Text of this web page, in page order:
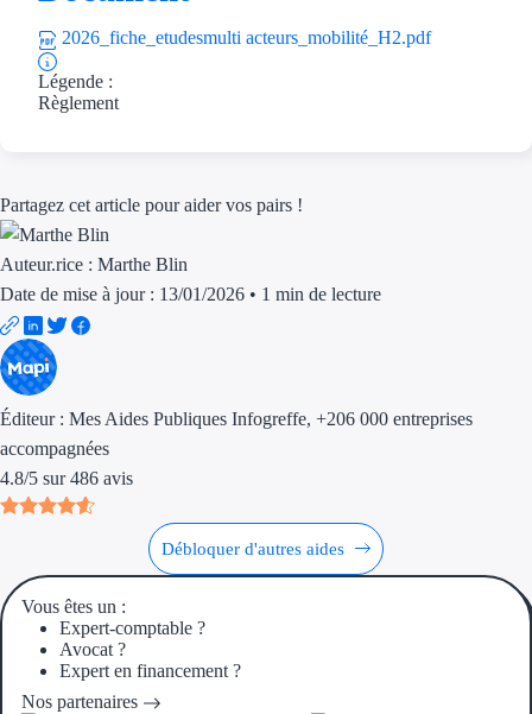
Nos tarifs
Accompagnement
2026_fiche_etudesmulti acteurs_mobilité_H2.pdf
Légende :
Règlement
Partagez cet article pour aider vos pairs !
Auteur.rice : Marthe Blin
Date de mise à jour : 13/01/2026 • 1 min de lecture
Éditeur : Mes Aides Publiques Infogreffe, +206 000 entreprises
accompagnées
4.8/5 sur 486 avis
Débloquer d'autres aides
Vous êtes un :
Expert-comptable ?
Avocat ?
Expert en financement ?
Nos partenaires